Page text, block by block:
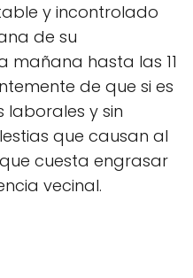
y incontrolado
de su
hasta las 11
de que si es
laborales y sin
que causan al
cuesta engrasar
vecinal.